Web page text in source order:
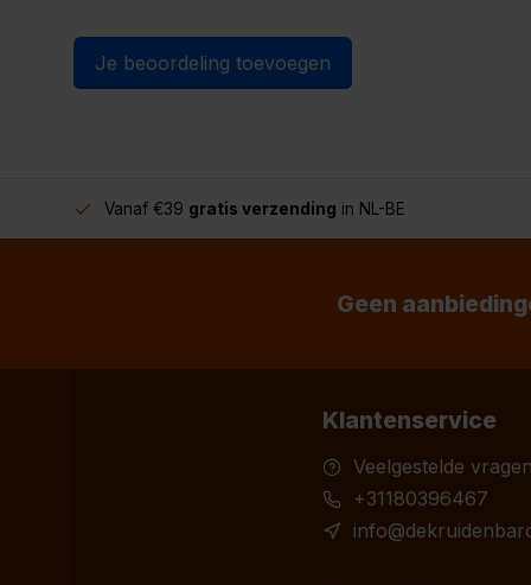
Je beoordeling toevoegen
Vanaf €39 gratis verzending in NL-BE
Geen
Klantenservice
Veelgestelde vragen
+31180396467